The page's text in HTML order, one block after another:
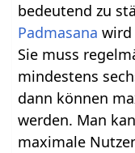
bedeutend zu
Padmasana wird
Sie muss
mindestens
dann können
werden. Man
maximale